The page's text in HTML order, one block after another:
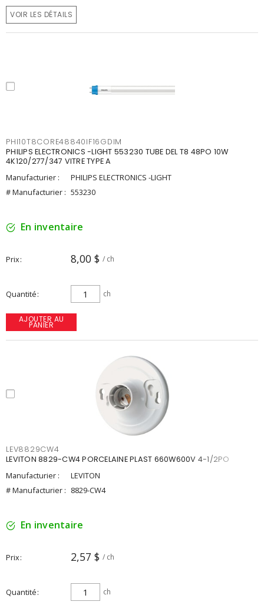
VOIR LES DÉTAILS
PHI10T8CORE48840IF16GDIM
PHILIPS ELECTRONICS -LIGHT 553230 TUBE DEL T8 48PO 10W
4K120/277/347 VITRE TYPE A
Manufacturier :
PHILIPS ELECTRONICS -LIGHT
# Manufacturier : 553230
En inventaire
Prix 8,00 $ / ch
Quantité ch
AJOUTER AU
PANIER
LEV8829CW4
LEVITON 8829-CW4 PORCELAINE PLAST 660W600V 4-1/2PO
Manufacturier :
LEVITON
# Manufacturier : 8829-CW4
En inventaire
Prix 2,57 $ / ch
Quantité ch